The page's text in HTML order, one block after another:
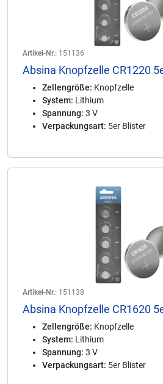
Artikel-Nr.: 151136
Absina Knopfzelle CR1220
Zellengröße: Knopfzelle
System: Lithium
Spannung: 3 V
Verpackungsart: 5er Blister
Artikel-Nr.: 151138
Absina Knopfzelle CR1620
Zellengröße: Knopfzelle
System: Lithium
Spannung: 3 V
Verpackungsart: 5er Blister